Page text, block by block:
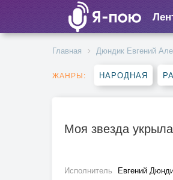
Главная Дюндик Евгений
ЖАНРЫ: НАРОДНАЯ
Моя звезда
Исполнитель Евгений